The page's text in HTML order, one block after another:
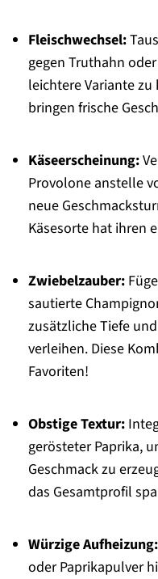
Fleischwechsel:
gegen Truthahn
leichtere Variante
bringen frische
Käseerscheinung:
Provolone anstelle
neue
Käsesorte hat ihren
Zwiebelzauber:
sautierte
zusätzliche Tiefe
verleihen. Diese
Favoriten!
Obstige Textur:
gerösteter Paprika,
Geschmack zu
das Gesamtprofil
Würzige Aufheizung:
oder Paprikapulver